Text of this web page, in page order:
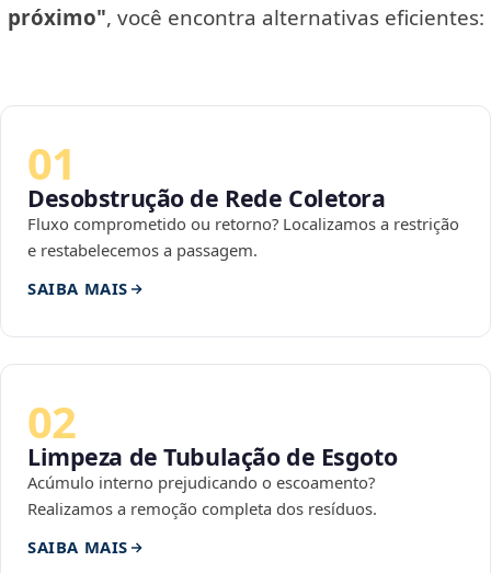
próximo", você encontra alternativas eficientes:
01
Desobstrução de Rede Coletora
Fluxo comprometido ou retorno? Localizamos a restrição
e restabelecemos a passagem.
SAIBA MAIS
02
Limpeza de Tubulação de Esgoto
Acúmulo interno prejudicando o escoamento?
Realizamos a remoção completa dos resíduos.
SAIBA MAIS